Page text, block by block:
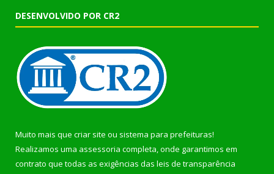
DESENVOLVIDO POR CR2
Muito mais que criar site ou sistema para prefeituras!
Realizamos uma assessoria completa, onde garantimos em
contrato que todas as exigências das leis de transparência